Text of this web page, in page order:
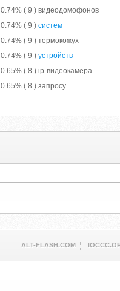
0.74% ( 9 ) видеодомофонов
0.74% ( 9 ) систем
0.74% ( 9 ) термокожух
0.74% ( 9 ) устройств
0.65% ( 8 ) ip-видеокамера
0.65% ( 8 ) запросу
ALT-FLASH.COM